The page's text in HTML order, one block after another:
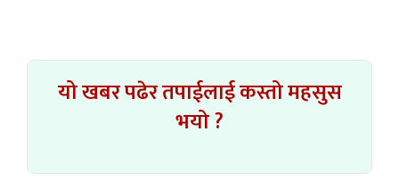
यो खबर पढेर तपाईलाई कस्तो महसुस
भयो ?